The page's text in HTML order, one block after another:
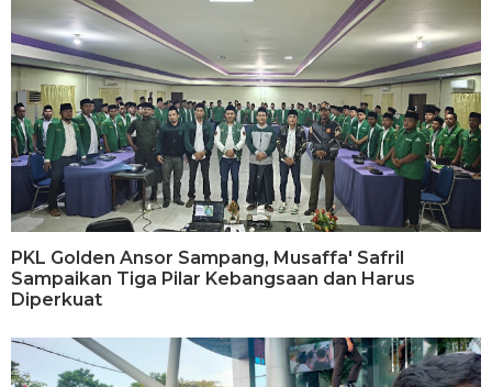
PKL Golden Ansor Sampang, Musaffa' Safril
Sampaikan Tiga Pilar Kebangsaan dan Harus
Diperkuat